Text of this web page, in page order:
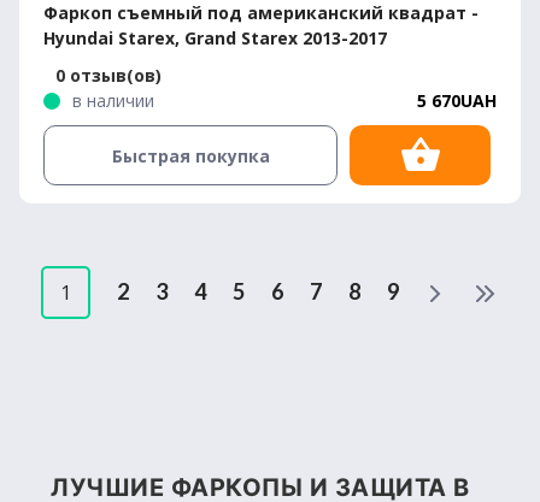
Фаркоп съемный под американский квадрат -
Hyundai Starex, Grand Starex 2013-2017
0 отзыв(ов)
в наличии
5 670UAH
Быстрая покупка
1 2 3 4 5 6 7 8 9
ЛУЧШИЕ ФАРКОПЫ И ЗАЩИТА В